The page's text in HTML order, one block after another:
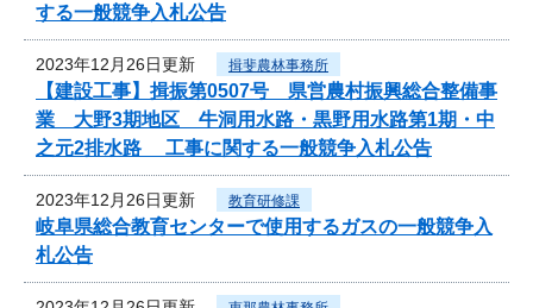
する一般競争入札公告
2023年12月26日更新 揖斐農林事務所
【建設工事】揖振第0507号 県営農村振興総合整備事
業 大野3期地区 牛洞用水路・黒野用水路第1期・中
之元2排水路 工事に関する一般競争入札公告
2023年12月26日更新 教育研修課
岐阜県総合教育センターで使用するガスの一般競争入
札公告